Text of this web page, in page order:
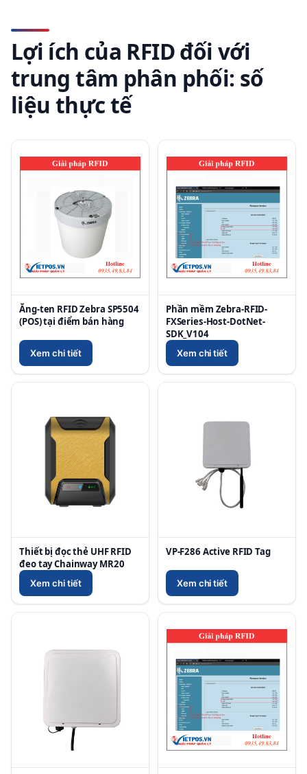
Lợi ích của RFID đối với
trung tâm phân phối: số
liệu thực tế
Ăng-ten RFID Zebra SP5504
(POS) tại điểm bán hàng
Xem chi tiết
Phần mềm Zebra-RFID-
FXSeries-Host-DotNet-
SDK_V104
Xem chi tiết
Thiết bị đọc thẻ UHF RFID
đeo tay Chainway MR20
Xem chi tiết
VP-F286 Active RFID Tag
Xem chi tiết